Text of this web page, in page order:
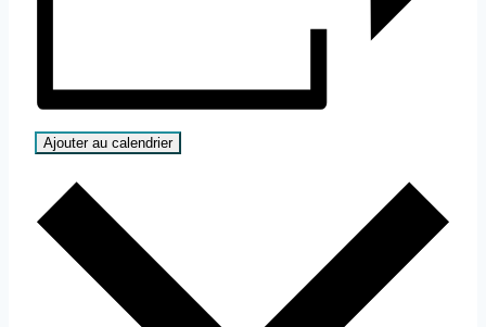
Ajouter au calendrier